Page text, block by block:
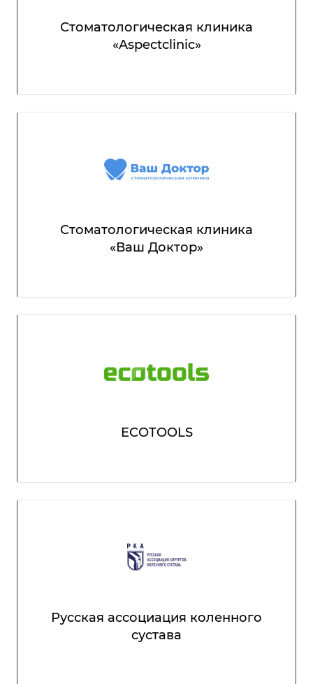
Стоматологическая клиника
«Aspectclinic»
Стоматологическая клиника
«Ваш Доктор»
ECOTOOLS
Русская ассоциация коленного
сустава